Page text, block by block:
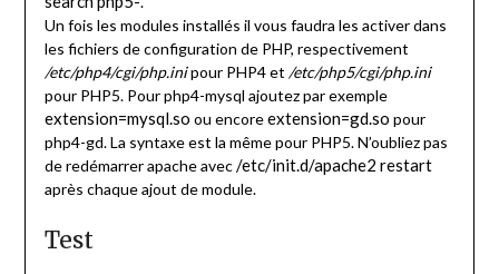
Un fois les modules installés il vous faudra les activer dans
les fichiers de configuration de PHP, respectivement
/etc/php4/cgi/php.inipour PHP4 et /etc/php5/cgi/php.ini
pour PHP5. Pour php4-mysql ajoutez par exemple
extension=mysql.so ou encoreextension=gd.so pour
php4-gd. La syntaxe est la même pour PHP5. N’oubliez pas
de redémarrer apache avec/etc/init.d/apache2 restart
après chaque ajout de module.
Test